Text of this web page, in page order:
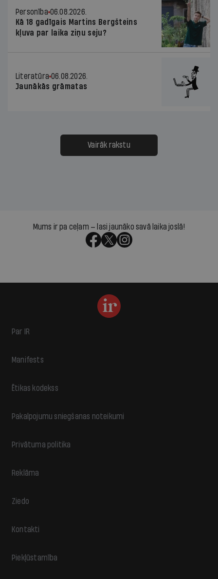
Personība 06.08.2026.
Kā 18 gadīgais Martins Bergšteins
kļuva par laika ziņu seju?
Literatūra 06.08.2026.
Jaunākās grāmatas
Vairāk rakstu
Mums ir pa ceļam — lasi jaunāko savā laika joslā!
Par IR
Manifests
Ētikas kodekss
Pakalpojumu sniegšanas noteikumi
Privātuma politika
Reklāma
Ziedo
Kontakti
Piekļūstamība